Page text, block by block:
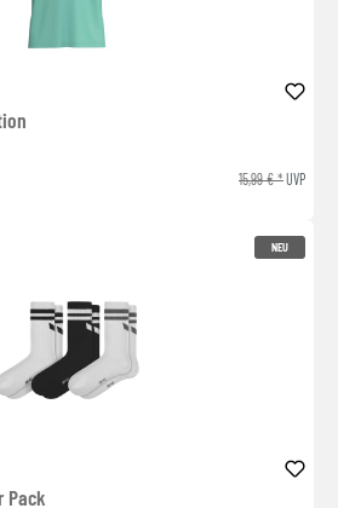
15,99 € *UVP
NEU
Pack